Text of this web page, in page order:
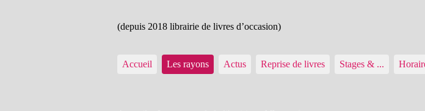
(depuis 2018 librairie de livres d’occasion)
Accueil Les rayons Actus Reprise de livres Stages & ...